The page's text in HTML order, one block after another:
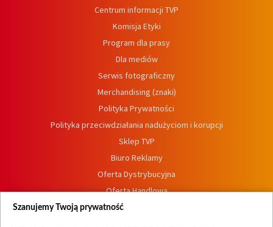
Centrum informacji TVP
Komisja Etyki
Program dla prasy
Dla mediów
Serwis fotograficzny
Merchandising (znaki)
Polityka Prywatności
Polityka przeciwdziałania nadużyciom i korupcji
Sklep TVP
Biuro Reklamy
Oferta Dystrybucyjna
Oferta Handlowa
Dostępność
Szanujemy Twoją prywatność